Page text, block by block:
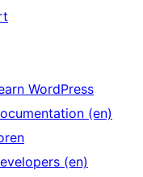
WordPress
(en)
(en)